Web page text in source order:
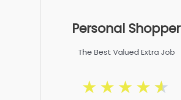
Personal Shopper
The Best Valued Extra Job
★★★★★